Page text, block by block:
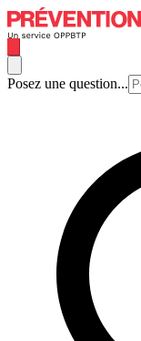
Posez une question...